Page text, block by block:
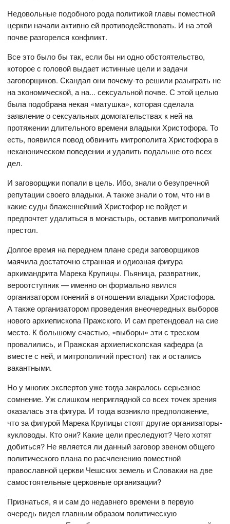
Недовольные подобного рода политикой главы поместной
церкви начали активно ей противодействовать. И на этой
почве разгорелся конфликт.
Все это было бы так, если бы ни одно обстоятельство,
которое с головой выдает истинные цели и задачи
заговорщиков. Скандал они почему-то решили разыграть не
на экономической, а на... сексуальной почве. С этой целью
была подобрана некая «матушка», которая сделала
заявление о сексуальных домогательствах к ней на
протяжении длительного времени владыки Христофора. То
есть, появился повод обвинить митрополита Христофора в
неканоническом поведении и удалить подальше ото всех
дел.
И заговорщики попали в цель. Ибо, знали о безупречной
репутации своего владыки. А также знали о том, что ни в
какие суды блаженнейший Христофор не пойдет и
предпочтет удалиться в монастырь, оставив митрополичий
престол.
Долгое время на переднем плане среди заговорщиков
маячила достаточно странная и одиозная фигура
архимандрита Марека Крупицы. Пьяница, развратник,
вероотступник — именно он формально явился
организатором гонений в отношении владыки Христофора.
А также организатором проведения внеочередных выборов
нового архиепископа Пражского. И сам претендовал на сие
место. К большому счастью, «выборы» эти с треском
провалились, и Пражская архиепископская кафедра (а
вместе с ней, и митрополичий престол) так и остались
вакантными.
Но у многих экспертов уже тогда закралось серьезное
сомнение. Уж слишком неприглядной со всех точек зрения
оказалась эта фигура. И тогда возникло предположение,
что за фигурой Марека Крупицы стоят другие организаторы-
кукловоды. Кто они? Какие цели преследуют? Чего хотят
добиться? Не является ли данный заговор звеном общего
политического плана по расчленению поместной
православной церкви Чешских земель и Словакии на две
самостоятельные церковные организации?
Признаться, я и сам до недавнего времени в первую
очередь видел главным образом политическую